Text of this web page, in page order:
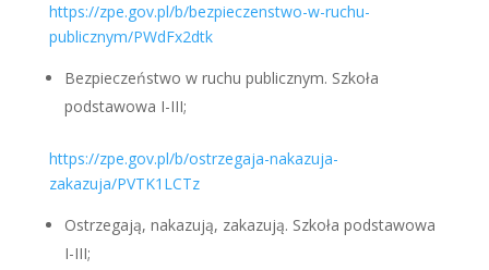
https://zpe.gov.pl/b/bezpieczenstwo-w-ruchu-
publicznym/PWdFx2dtk
Bezpieczeństwo w ruchu publicznym. Szkoła
podstawowa I-III;
https://zpe.gov.pl/b/ostrzegaja-nakazuja-
zakazuja/PVTK1LCTz
Ostrzegają, nakazują, zakazują. Szkoła podstawowa
I-III;